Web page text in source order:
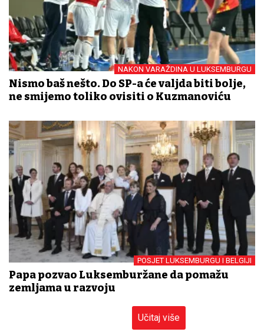
NAKON VARAŽDINA U LUKSEMBURGU
Nismo baš nešto. Do SP-a će valjda biti bolje,
ne smijemo toliko ovisiti o Kuzmanoviću
POSJET LUKSEMBURGU I BELGIJI
Papa pozvao Luksemburžane da pomažu
zemljama u razvoju
Učitaj više